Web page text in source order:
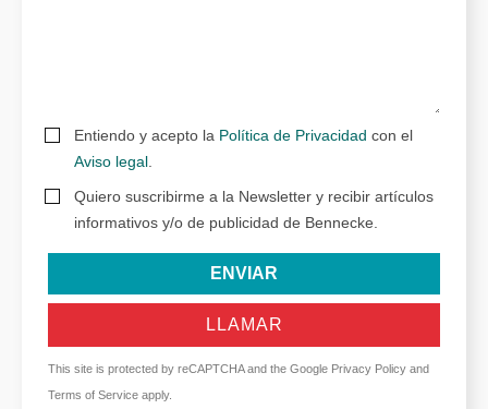
Entiendo y acepto la Política de Privacidad con el
Aviso legal
Quiero suscribirme a la Newsletter y recibir artículos
informativos y/o de publicidad de Bennecke.
ENVIAR
LLAMAR
This site is protected by reCAPTCHA and the Google Privacy Policy and
Terms of Service apply.